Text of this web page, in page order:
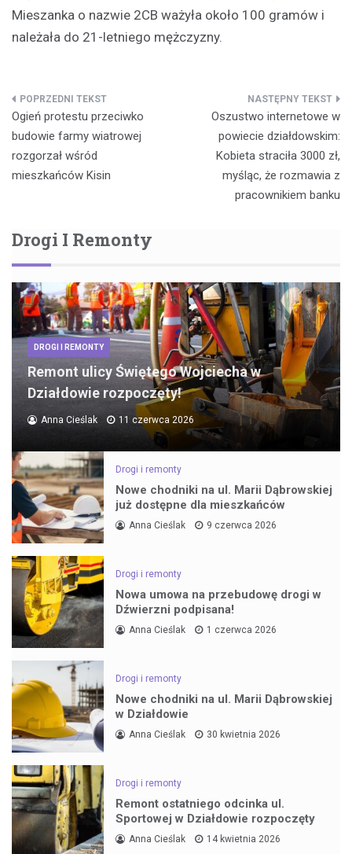
Mieszanka o nazwie 2CB ważyła około 100 gramów i
należała do 21-letniego mężczyzny.
Nawigacja
wpisu
Ogień protestu przeciwko
budowie farmy wiatrowej
rozgorzał wśród
mieszkańców Kisin
Oszustwo internetowe w
powiecie działdowskim:
Kobieta straciła 3000 zł,
myśląc, że rozmawia z
pracownikiem banku
Drogi I Remonty
DROGI I REMONTY
Remont ulicy Świętego Wojciecha w
Działdowie rozpoczęty!
Anna Cieślak 11 czerwca 2026
Drogi i remonty
Nowe chodniki na ul. Marii Dąbrowskiej
już dostępne dla mieszkańców
Anna Cieślak 9 czerwca 2026
Drogi i remonty
Nowa umowa na przebudowę drogi w
Dźwierzni podpisana!
Anna Cieślak 1 czerwca 2026
Drogi i remonty
Nowe chodniki na ul. Marii Dąbrowskiej
w Działdowie
Anna Cieślak 30 kwietnia 2026
Drogi i remonty
Remont ostatniego odcinka ul.
Sportowej w Działdowie rozpoczęty
Anna Cieślak 14 kwietnia 2026